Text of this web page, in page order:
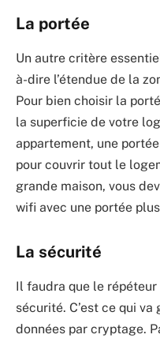
La portée
Un autre critère
à-dire l’étendue de la
Pour bien choisir la
la superficie de votre
appartement, une
pour couvrir tout le
grande maison, vous
wifi avec une portée
La sécurité
Il faudra que le
sécurité. C’est ce qui
données par cryptage.